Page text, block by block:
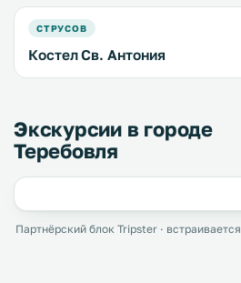
СТРУСОВ
Костел Св. Антония
Экскурсии в городе
Теребовля
Партнёрский блок Tripster ·